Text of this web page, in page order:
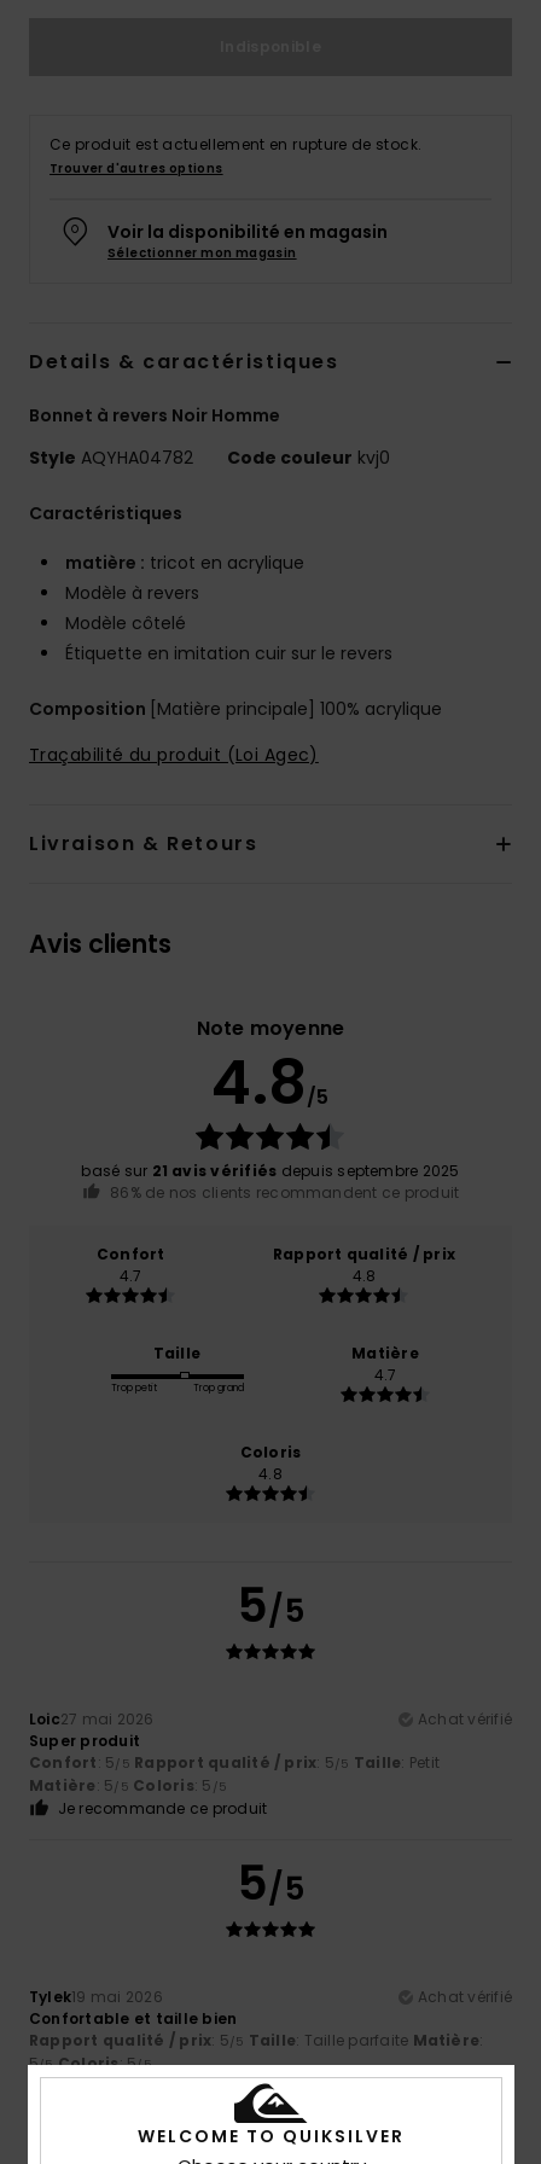
Ce produit est actuellement en rupture de stock.
Trouver d'autres options
Voir la disponibilité en magasin
Sélectionner mon magasin
Details & caractéristiques
Bonnet à revers Noir Homme
Style AQYHA04782 Code couleur kvj0
Caractéristiques
matière : tricot en acrylique
Modèle à revers
Modèle côtelé
Étiquette en imitation cuir sur le revers
Composition [Matière principale] 100% acrylique
Traçabilité du produit (Loi Agec)
Livraison & Retours
Avis clients
Note moyenne
4.8/5
basé sur 21 avis vérifiés depuis septembre 2025
86% de nos clients recommandent ce produit
Confort
4.7
Rapport qualité / prix
4.8
Taille
Trop petit Trop grand
Matière
4.7
Coloris
4.8
5/5
Loic27 mai 2026
Achat vérifié
Super produit
Confort: 5/5 Rapport qualité / prix: 5/5 Taille: Petit
Matière: 5/5 Coloris: 5 /5
Je recommande ce produit
5/5
Tylek19 mai 2026
Achat vérifié
Confortable et taille bien
Rapport qualité / prix: 5/5 Taille: Taille parfaite Matière:
5/5 Coloris: 5/5
Je recommande ce produit
WELCOME TO QUIKSILVER